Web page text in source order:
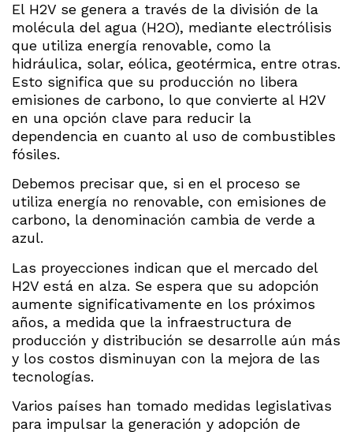
El H2V se genera a través de la división de la
molécula del agua (H2O), mediante electrólisis
que utiliza energía renovable, como la
hidráulica, solar, eólica, geotérmica, entre otras.
Esto significa que su producción no libera
emisiones de carbono, lo que convierte al H2V
en una opción clave para reducir la
dependencia en cuanto al uso de combustibles
fósiles.
Debemos precisar que, si en el proceso se
utiliza energía no renovable, con emisiones de
carbono, la denominación cambia de verde a
azul.
Las proyecciones indican que el mercado del
H2V está en alza. Se espera que su adopción
aumente significativamente en los próximos
años, a medida que la infraestructura de
producción y distribución se desarrolle aún más
y los costos disminuyan con la mejora de las
tecnologías.
Varios países han tomado medidas legislativas
para impulsar la generación y adopción de